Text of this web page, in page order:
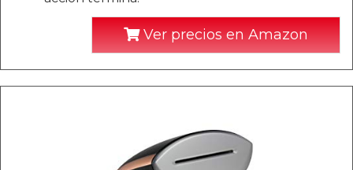
Ver precios en Amazon